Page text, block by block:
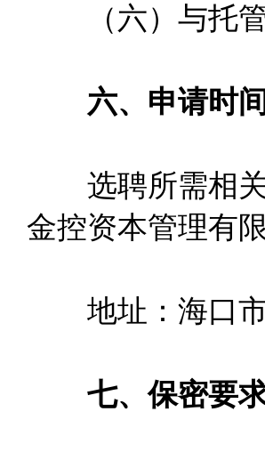
（六）与托管
六、申请时间
选聘所需相关
金控资本管理有
地址：海口市
七、保密要